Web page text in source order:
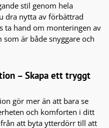
stil genom hela
dra nytta av förbättrad
ta hand om monteringen av
är både snyggare och
– Skapa ett tryggt
gör mer än att bara se
och komforten i ditt
att byta ytterdörr till att